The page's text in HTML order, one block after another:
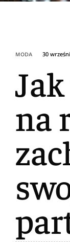
MODA 30
na